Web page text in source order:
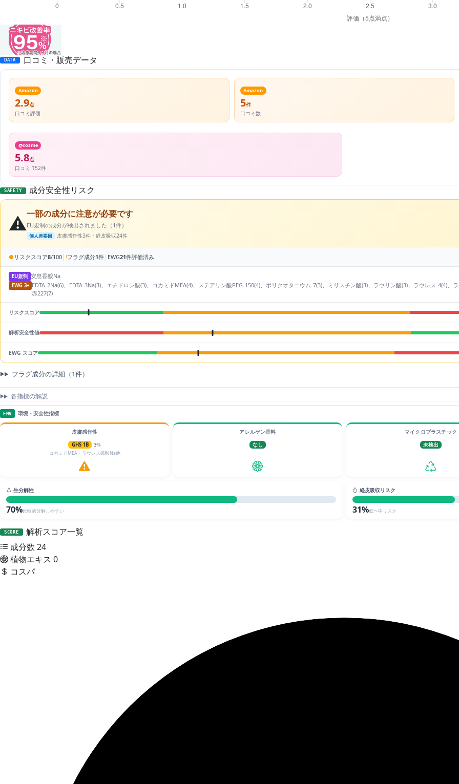
DATA 口コミ・販売データ
Amazon
2.9点
口コミ評価
Amazon
5件
口コミ数
@cosme
5.8点
口コミ 152件
SAFETY 成分安全性リスク
⚠️一部の成分に注意が必要です
EU規制の成分が検出されました（1件）
個人差要因 皮膚感作性3件・経皮吸収24件
● リスクスコア8/100 | !フラグ成分1件 | EWG21件評価済み
EU規制 安息香酸Na
EWG 3+ EDTA-2Na(6)、EDTA-3Na(3)、エチドロン酸(3)、コカミドMEA(4)、ステアリン酸PEG-150(4)、ポリクオタニウム-7(3)、ミリスチン酸(3)、ラウリン酸(3)、ラウレス-4(4)
赤227(7)
リスクスコア
解析安全性値
EWG スコア
フラグ成分の詳細（1件）
各指標の解説
ENV 環境・安全性指標
皮膚感作性
GHS 1B
3件
コカミドMEA・ラウレス硫酸Na他
アレルゲン香料
なし
マイクロプラスチック
未検出
生分解性
70%比較的分解しやすい
経皮吸収リスク
31%低〜中リスク
SCORE
解析スコア一覧
成分数 24
植物エキス 0
コスパ